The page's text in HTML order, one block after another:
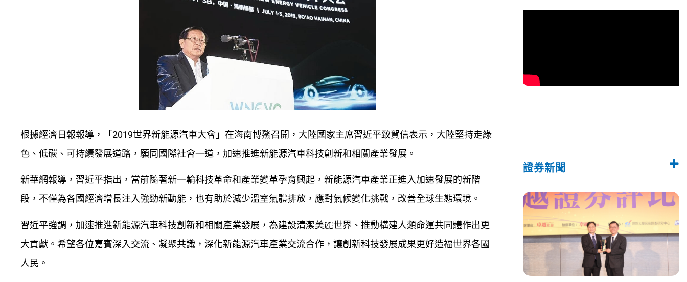
根據經濟日報報導，「2019世界新能源汽車大會」在海南博鰲召開，大陸國家主席習近平致賀信表示，大陸堅持走綠
色、低碳、可持續發展道路，願同國際社會一道，加速推進新能源汽車科技創新和相關產業發展。
新華網報導，習近平指出，當前隨著新一輪科技革命和產業變革孕育興起，新能源汽車產業正進入加速發展的新階
段，不僅為各國經濟增長注入強勁新動能，也有助於減少溫室氣體排放，應對氣候變化挑戰，改善全球生態環境。
習近平強調，加速推進新能源汽車科技創新和相關產業發展，為建設清潔美麗世界、推動構建人類命運共同體作出更
大貢獻。希望各位嘉賓深入交流、凝聚共識，深化新能源汽車產業交流合作，讓創新科技發展成果更好造福世界各國
人民。
證券新聞